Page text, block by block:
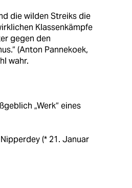
die wilden Streiks die
Klassenkämpfe
gegen den
(Anton Pannekoek,
wahr.
„Werk“ eines
(* 21. Januar